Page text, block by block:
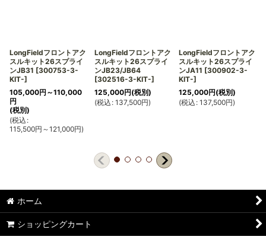
LongFieldフロントアク
スルキット26スプライ
ンJB31 [300753-3-
KIT-]
105,000円 ～110,000
円
(税別)
(税込 :
115,500円 ～121,000円)
LongFieldフロントアク
スルキット26スプライ
ンJB23/JB64
[302516-3-KIT-]
125,000円(税別)
(税込 : 137,500円)
LongFieldフロントアク
スルキット26スプライ
ンJA11 [300902-3-
KIT-]
125,000円(税別)
(税込 : 137,500円)
ホーム
ショッピングカート